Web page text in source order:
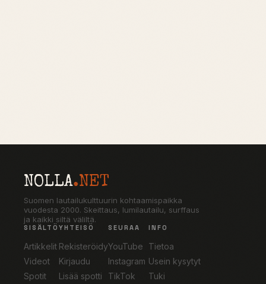
NOLLA.NET
Suomen lautailukulttuurin kohtaamispaikka
vuodesta 2000. Skeittaus, lumilautailu, surffaus
ja kaikki siltä väliltä.
SISÄLTÖ
Artikkelit
Videot
Spotit
YHTEISÖ
Rekisteröidy
Kirjaudu
Lisää spotti
SEURAA
YouTube
Instagram
TikTok
INFO
Tietoa
Usein kysytyt
Tuki